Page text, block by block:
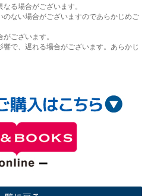
る場合がございます。
ない場合がございますのであらかじめご
ございます。
で、遅れる場合がございます。あらかじ